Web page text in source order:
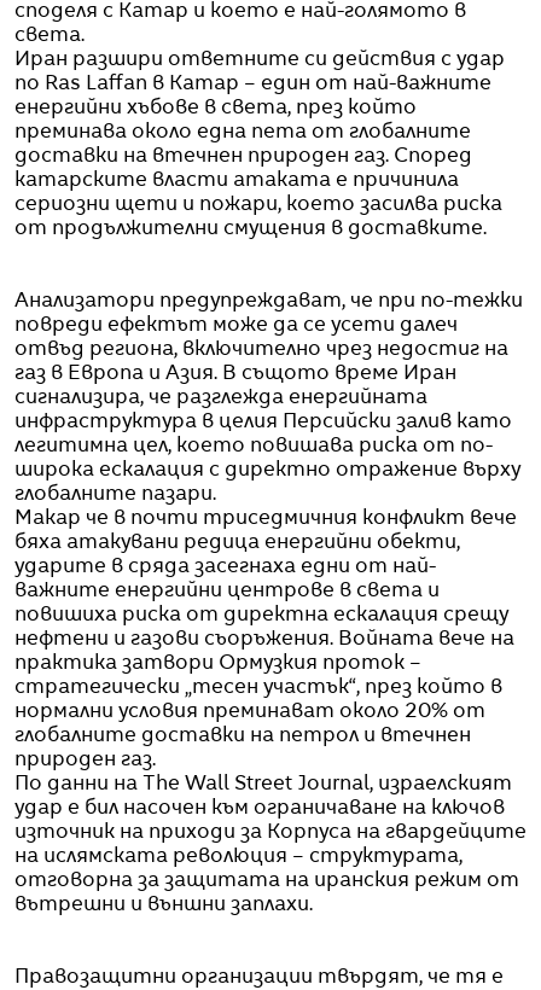
споделя с Катар и което е най-голямото в
света.
Иран разшири ответните си действия с удар
по Ras Laffan в Катар – един от най-важните
енергийни хъбове в света, през който
преминава около една пета от глобалните
доставки на втечнен природен газ. Според
катарските власти атаката е причинила
сериозни щети и пожари, което засилва риска
от продължителни смущения в доставките.
Анализатори предупреждават, че при по-тежки
повреди ефектът може да се усети далеч
отвъд региона, включително чрез недостиг на
газ в Европа и Азия. В същото време Иран
сигнализира, че разглежда енергийната
инфраструктура в целия Персийски залив като
легитимна цел, което повишава риска от по-
широка ескалация с директно отражение върху
глобалните пазари.
Макар че в почти триседмичния конфликт вече
бяха атакувани редица енергийни обекти,
ударите в сряда засегнаха едни от най-
важните енергийни центрове в света и
повишиха риска от директна ескалация срещу
нефтени и газови съоръжения. Войната вече на
практика затвори Ормузкия проток –
стратегически „тесен участък“, през който в
нормални условия преминават около 20% от
глобалните доставки на петрол и втечнен
природен газ.
По данни на The Wall Street Journal, израелският
удар е бил насочен към ограничаване на ключов
източник на приходи за Корпуса на гвардейците
на ислямската революция – структурата,
отговорна за защитата на иранския режим от
вътрешни и външни заплахи.
Правозащитни организации твърдят, че тя е